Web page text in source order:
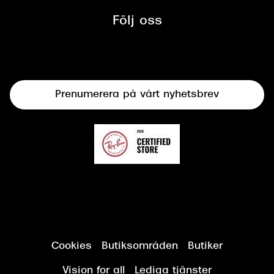
mellan Synoptik och Bilprovningen
SolglasögonFölj oss
Prenumerera på vårt nyhetsbrev
Cookies Butiksområden Butiker
Vision for all Lediga tjänster